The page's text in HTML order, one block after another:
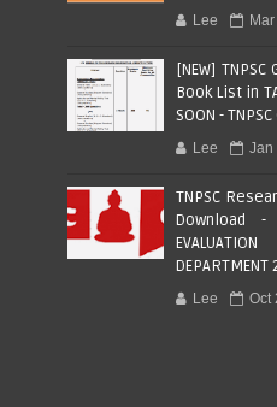
Lee
[NEW]
Book List in
SOON -
Lee Jan
TNPSC
Download -
Lee Oct